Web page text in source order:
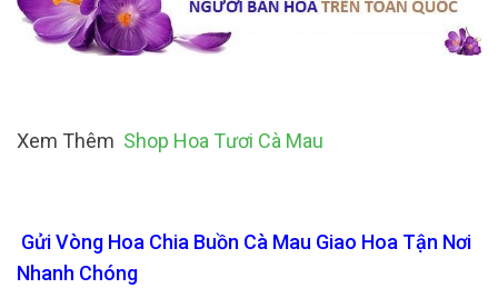
Xem Thêm Shop Hoa Tươi Cà Mau
Gửi Vòng Hoa Chia Buồn Cà Mau Giao Hoa Tận Nơi
Nhanh Chóng